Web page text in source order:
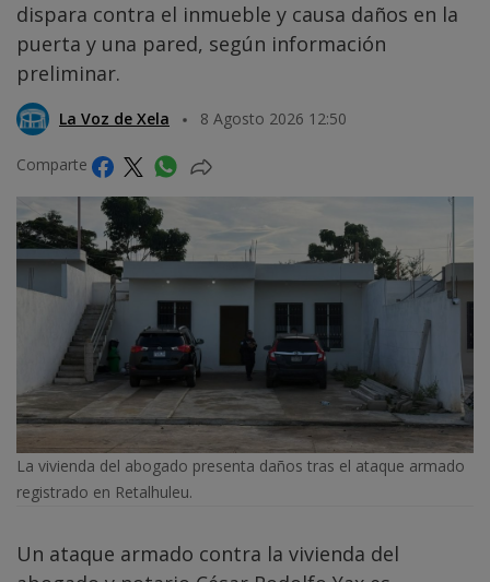
dispara contra el inmueble y causa daños en la
puerta y una pared, según información
preliminar.
La Voz de Xela 8 Agosto 2026 12:50
Comparte
La vivienda del abogado presenta daños tras el ataque armado
registrado en Retalhuleu.
Un ataque armado contra la vivienda del